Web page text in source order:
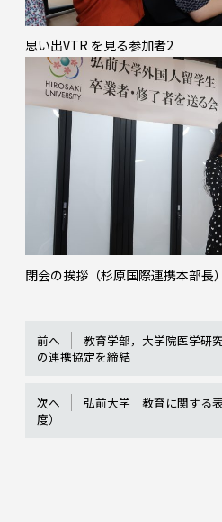
思い出VTR を見る参加者2
閉会の挨拶（杉原国際連携本部長）
前へ
教育学部，大学院医学研
の連携協定を締結
次へ
弘前大学「教育に関する
度）